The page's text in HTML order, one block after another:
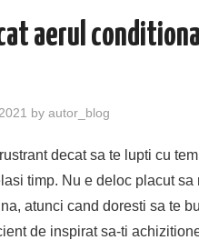
aerul
by autor_blog
decat sa te lupti cu
timp. Nu e deloc placut
atunci cand doresti sa te
de inspirat sa-ti